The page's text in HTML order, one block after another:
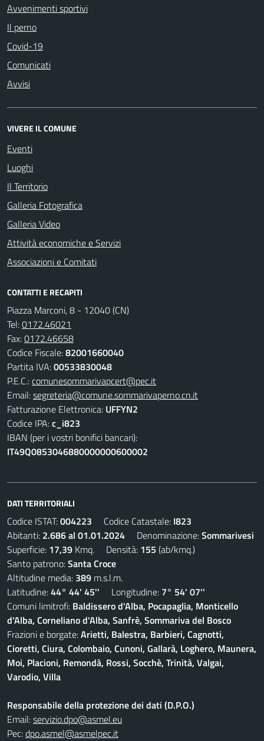
Avvenimenti sportivi
Il perno
Covid-19
Comunicati
Avvisi
VIVERE IL COMUNE
Eventi
Luoghi
Il Territorio
Galleria Fotografica
Galleria Video
Attività economiche e Servizi
Associazioni e Comitati
CONTATTI E RECAPITI
Piazza Marconi, 8 - 12040 (CN)
Tel:0172.46021
Fax:0172.46658
Codice Fiscale:82001660040
Partita IVA:00533830048
P.E.C.:comunesommarivapcert@pec.it
Email:segreteria@comune.sommarivaperno.cn.it
Fatturazione Elettronica: UFFYN2
Codice IPA:c_i823
IBAN (per i vostri bonifici bancari):
IT49Q0853046880000000600002
DATI TERRITORIALI
Codice ISTAT:004223 Codice Catastale: I823
Abitanti: 2.686 al 01.01.2024 Denominazione:Sommarivesi
Superficie: 17,39 Kmq. Densità: 155 (ab/kmq.)
Santo patrono:Santa Croce
Altitudine media: 389 m.s.l.m.
Latitudine:44° 44' 45'' Longitudine: 7° 54' 07''
Comuni limitrofi: Baldissero d'Alba, Pocapaglia, Monticello
d'Alba, Corneliano d'Alba, Sanfrè, Sommariva del Bosco
Frazioni e borgate:Arietti, Balestra, Barbieri, Cagnotti,
Cioretti, Ciura, Colombaio, Cunoni, Gallarà, Loghero, Maunera,
Moi, Placioni, Remondà, Rossi, Socchè, Trinità, Valgai,
Varodio, Villa
Responsabile della protezione dei dati (D.P.O.)
Email:servizio.dpo@asmel.eu
Pec:dpo.asmel@asmelpec.it